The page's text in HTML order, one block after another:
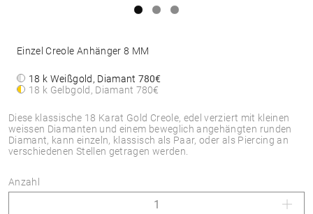
Diese klassische 18 Karat Gold Creole, edel verziert mit kleinen
weissen Diamanten und einem beweglich angehängten runden
Diamant, kann einzeln, klassisch als Paar, oder als Piercing an
verschiedenen Stellen getragen werden.
Einzel Creole Anhänger 8 MM
18 k Weißgold, Diamant780€
18 k Gelbgold, Diamant780€
Anzahl